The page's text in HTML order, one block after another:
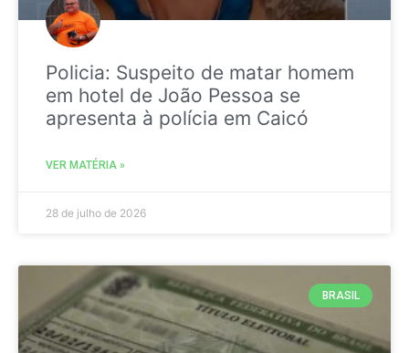
Policia: Suspeito de matar homem
em hotel de João Pessoa se
apresenta à polícia em Caicó
VER MATÉRIA »
28 de julho de 2026
BRASIL